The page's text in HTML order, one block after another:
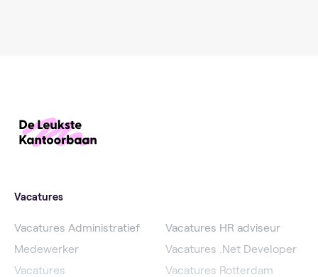
Vacatures
Vacatures Administratief
Medewerker
Vacatures
Vacatures HR adviseur
Vacatures .Net Developer
Vacatures Rotterdam